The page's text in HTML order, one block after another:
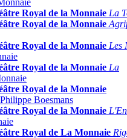
Royal de la Monnaie La
Royal de la Monnaie
Royal de la Monnaie Les
Royal de la Monnaie La
Royal de la Monnaie
Boesmans
Royal de la Monnaie
Royal de La Monnaie